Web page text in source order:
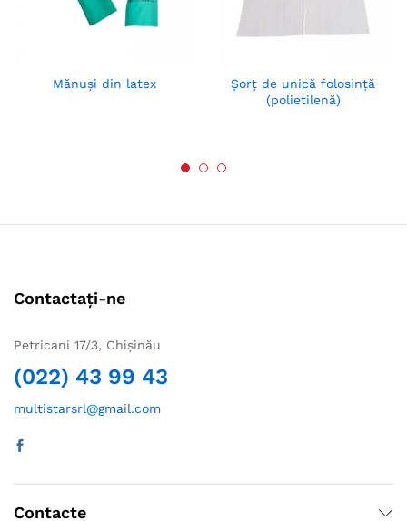
Mănuși din latex
Șorț de unică folosință
(polietilenă)
Contactați-ne
Petricani 17/3, Chișinău
(022) 43 99 43
multistarsrl@gmail.com
Contacte